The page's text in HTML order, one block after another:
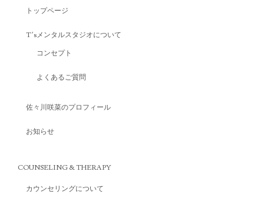
トップページ
T’sメンタルスタジオについて
コンセプト
よくあるご質問
佐々川咲菜のプロフィール
お知らせ
COUNSELING & THERAPY
カウンセリングについて